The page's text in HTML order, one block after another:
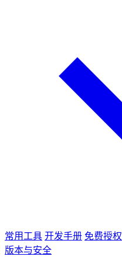
常用工具 开发手册 免费授权
版本与安全